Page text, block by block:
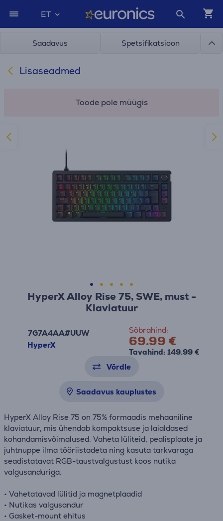
ET
Saadavus Spetsifikatsioon
Lisaseadmed
Toode pole müügis
HyperX Alloy Rise 75, SWE, must -
Klaviatuur
7G7A4AA#UUW
HyperX
Sõbrahind:
69.99 €
Tavahind: 149.99 €
Võrdle
Saadavus kauplustes
HyperX Alloy Rise 75 on 75% formaadis mehaaniline
klaviatuur, mis ühendab kompaktsuse ja laialdased
kohandamisvõimalused. Vaheta lüliteid, pealisplaate ja
juhtnuppe ilma tööriistadeta ning kasuta tarkvaraga
seadistatavat RGB-taustvalgustust koos nutika
valgusanduriga.
• Vahetatavad lülitid ja magnetplaadid
• Nutikas valgusandur
• Gasket-mount ehitus